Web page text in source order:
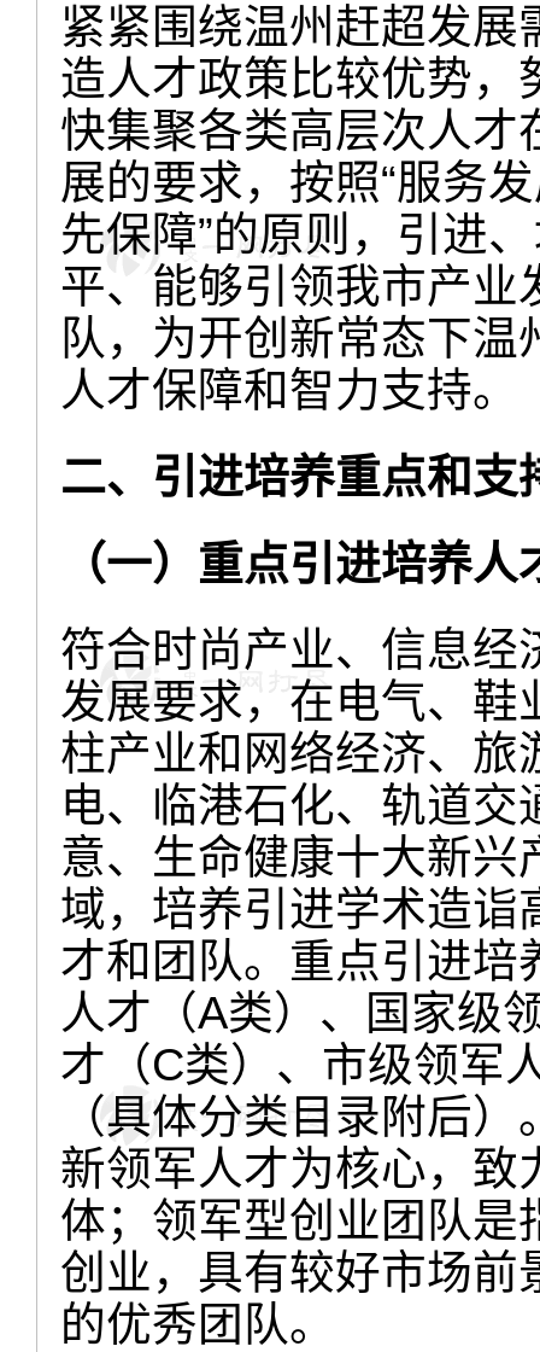
紧紧围绕温州赶超发
造人才政策比较优势，
快集聚各类高层次人才
展的要求，按照“服务
先保障”的原则，引进
平、能够引领我市产
队，为开创新常态下
人才保障和智力支持。
二、引进培养重点和支
（一）重点引进培养
符合时尚产业、信息经
发展要求，在电气、鞋
柱产业和网络经济、旅
电、临港石化、轨道
意、生命健康十大新
域，培养引进学术造诣
才和团队。重点引进培
人才（A类）、国家级
才（C类）、市级领军
（具体分类目录附后
新领军人才为核心，致
体；领军型创业团队是
创业，具有较好市场前
的优秀团队。